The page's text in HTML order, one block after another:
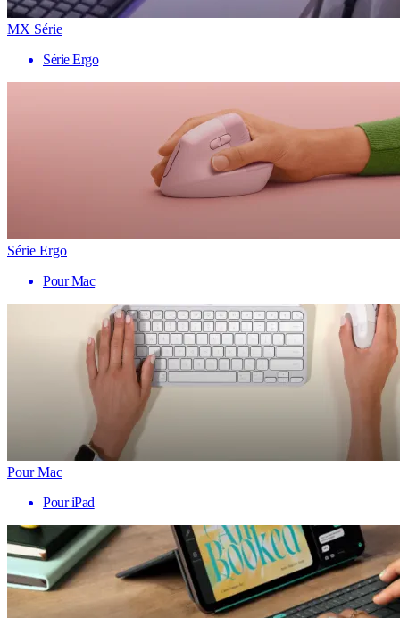
MX Série
Série Ergo
Série Ergo
Pour Mac
Pour Mac
Pour iPad